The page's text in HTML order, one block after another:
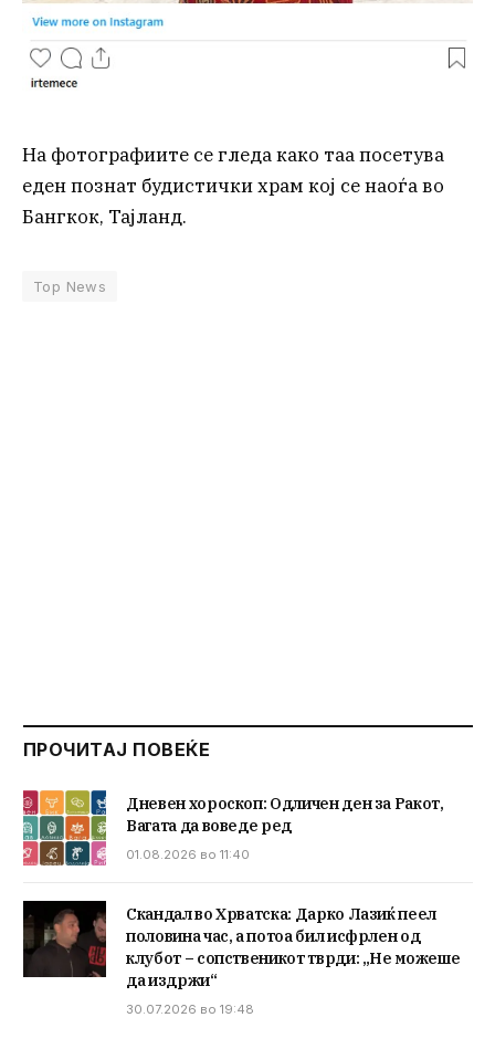
На фотографиите се гледа како таа посетува
еден познат будистички храм кој се наоѓа во
Бангкок, Тајланд.
Top News
ПРОЧИТАЈ ПОВЕЌЕ
Дневен хороскоп: Одличен ден за Ракот,
Вагата да воведе ред
01.08.2026 во 11:40
Скандал во Хрватска: Дарко Лазиќ пеел
половина час, а потоа бил исфрлен од
клубот – сопственикот тврди: „Не можеше
да издржи“
30.07.2026 во 19:48